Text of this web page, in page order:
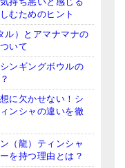
ム
むためのヒント
ル）とアマナマナの
いて
ンギングボウルの
に欠かせない！シ
ンシャの違いを徹
（龍）ティンシャ
を持つ理由とは？